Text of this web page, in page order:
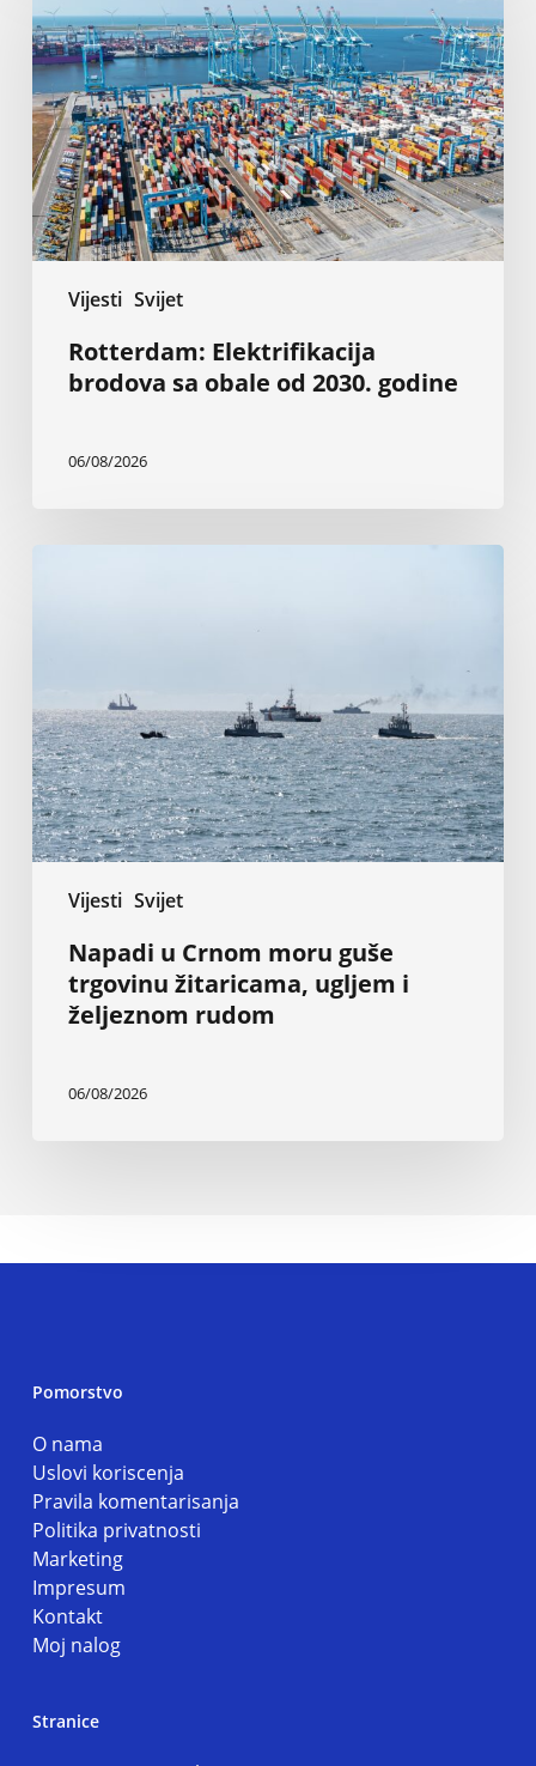
Vijesti Svijet
brodova
sa
obale
od
2030.
godine
Rotterdam: Elektrifikacija
brodova sa obale od 2030. godine
06/08/2026
Vijesti Svijet
žitaricama,
ugljem
i
željeznom
rudom
Napadi u Crnom moru guše
trgovinu žitaricama, ugljem i
željeznom rudom
06/08/2026
Pomorstvo
O nama
Uslovi koriscenja
Pravila komentarisanja
Politika privatnosti
Marketing
Impresum
Kontakt
Moj nalog
Stranice